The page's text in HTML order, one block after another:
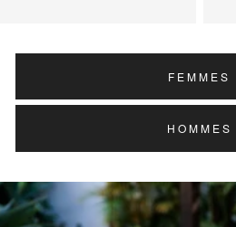
FEMMES
HOMMES